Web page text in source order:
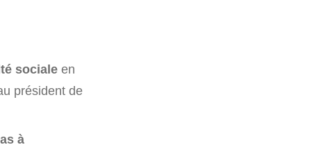
sociale en
président de
à